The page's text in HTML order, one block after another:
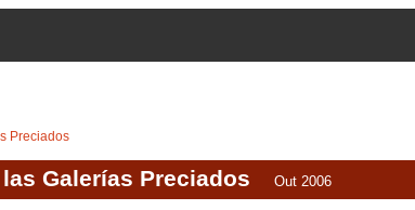
Preciados
Galerías Preciados Out 2006